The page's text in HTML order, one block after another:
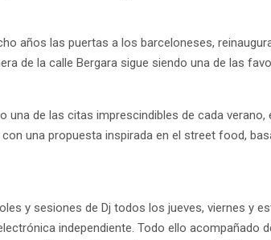
años las puertas a los barceloneses,
de la calle Bergara sigue siendo una de las
una de las citas imprescindibles de cada
una propuesta inspirada en el street food,
y sesiones de Dj todos los jueves, viernes y
independiente. Todo ello